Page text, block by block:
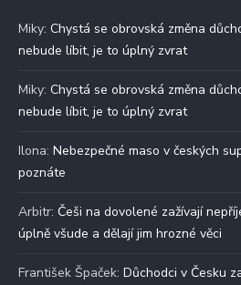
Miky: Chystá se obrovská změna
nebude líbit, je to úplný zvrat
Miky: Chystá se obrovská změna
nebude líbit, je to úplný zvrat
Ilona: Nebezpečné maso v českých
poznáte
Arbitr: Češi na dovolené zažívají
úplně všude a dělají jim hrozné věci
František Špaček: Důchodci v Česku